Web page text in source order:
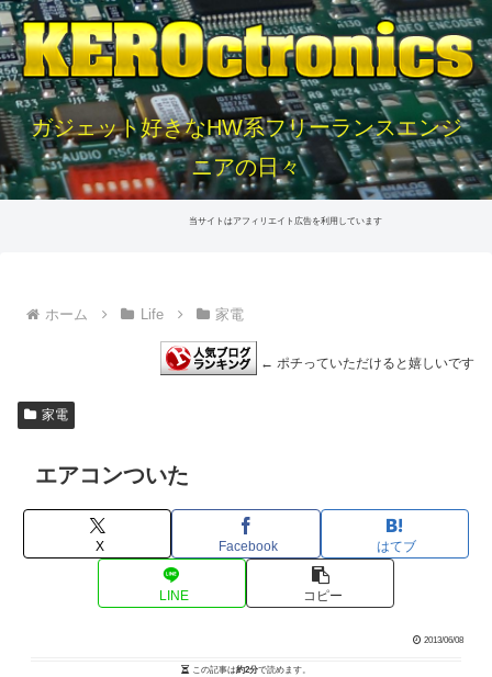
ガジェット好きなHW系フリーランスエンジ
ニアの日々
当サイトはアフィリエイト広告を利用しています
ホーム Life 家電
← ポチっていただけると嬉しいです
家電
エアコンついた
X Facebook はてブ
LINE コピー
2013/06/08
この記事は約2分で読めます。